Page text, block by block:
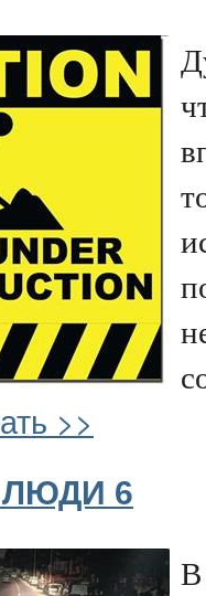
>>
6
В